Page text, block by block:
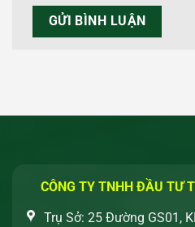
CÔNG TY TNHH ĐẦU TƯ
Trụ Sở: 25 Đường GS01,